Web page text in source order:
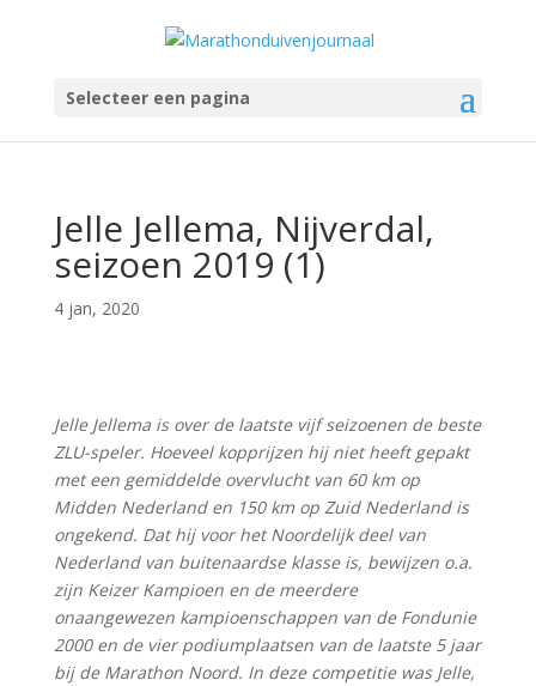
Selecteer een pagina
Jelle Jellema, Nijverdal,
seizoen 2019 (1)
4 jan, 2020
Jelle Jellema is over de laatste vijf seizoenen de beste
ZLU-speler. Hoeveel kopprijzen hij niet heeft gepakt
met een gemiddelde overvlucht van 60 km op
Midden Nederland en 150 km op Zuid Nederland is
ongekend. Dat hij voor het Noordelijk deel van
Nederland van buitenaardse klasse is, bewijzen o.a.
zijn Keizer Kampioen en de meerdere
onaangewezen kampioenschappen van de Fondunie
2000 en de vier podiumplaatsen van de laatste 5 jaar
bij de Marathon Noord. In deze competitie was Jelle,